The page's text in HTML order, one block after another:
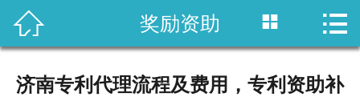
 首页
 奖励资助  
济南专利代理流程及费用，专利资助补